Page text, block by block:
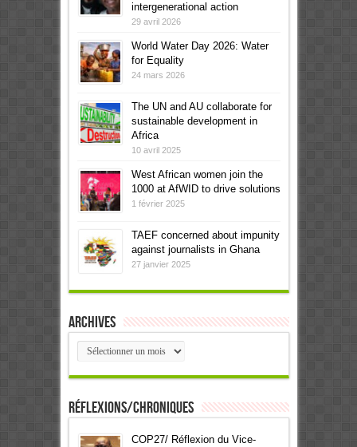
intergenerational action
29 avril 2026
World Water Day 2026: Water
for Equality
24 mars 2026
The UN and AU collaborate for
sustainable development in
Africa
10 avril 2025
West African women join the
1000 at AfWID to drive solutions
1 février 2025
TAEF concerned about impunity
against journalists in Ghana
27 janvier 2025
Archives
Archives
Réflexions/Chroniques
COP27/ Réflexion du Vice-